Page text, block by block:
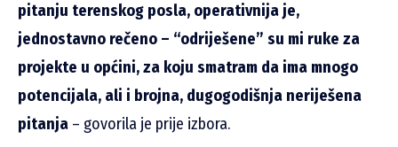
pitanju terenskog posla, operativnija je,
jednostavno rečeno – “odriješene” su mi ruke za
projekte u općini, za koju smatram da ima mnogo
potencijala, ali i brojna, dugogodišnja neriješena
pitanja – govorila je prije izbora.